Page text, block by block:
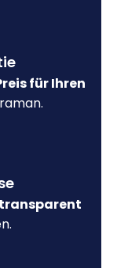
für Ihren
transparent